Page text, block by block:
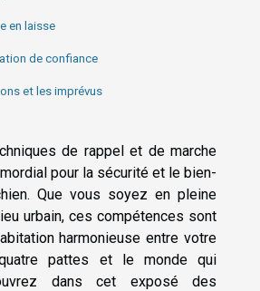
en laisse
de confiance
et les imprévus
de rappel et de marche
pour la sécurité et le bien-
Que vous soyez en pleine
urbain, ces compétences sont
harmonieuse entre votre
pattes et le monde qui
dans cet exposé des